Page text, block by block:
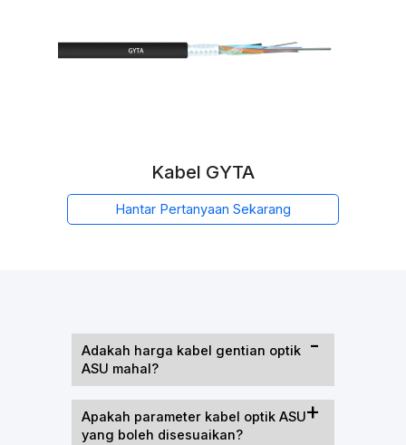
Kabel GYTA
Hantar Pertanyaan Sekarang
Adakah harga kabel gentian optik
ASU mahal?
Apakah parameter kabel optik ASU
yang boleh disesuaikan?